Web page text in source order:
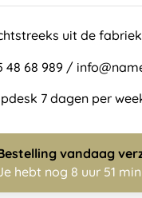
uit de fabriek
48 68 989 /
7 dagen per
vandaag
Je hebt nog 8 uur 51